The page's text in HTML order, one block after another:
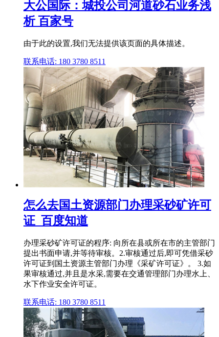
大公国际：城投公司河道砂石业务浅
析 百家号
由于此的设置,我们无法提供该页面的具体描述。
联系电话: 180 3780 8511
怎么去国土资源部门办理采砂矿许可
证_百度知道
办理采砂矿许可证的程序: 向所在县或所在市的主管部门
提出书面申请,并等待审核。2.审核通过后,即可凭借采砂
许可证到国土资源主管部门办理《采矿许可证》。 3.如
果审核通过,并且是水采,需要在交通管理部门办理水上、
水下作业安全许可证。
联系电话: 180 3780 8511